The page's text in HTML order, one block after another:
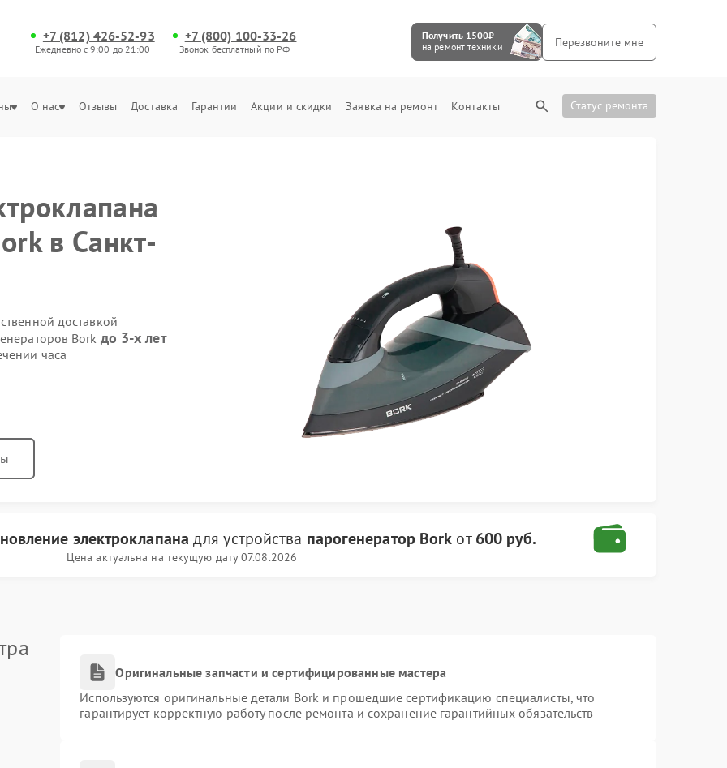
+7 (812) 426-52-93
Ежедневно с 9:00 до 21:00
+7 (800) 100-33-26
Звонок бесплатный по РФ
Получить 1500₽
на ремонт техники
Перезвоните мне
О нас Отзывы Доставка Гарантии Акции и скидки Заявка на ремонт Контакты Статус ремонта
в Санкт-
доставкой
Bork до 3-х лет
часа
электроклапана для устройства парогенератор Bork от600 руб.
Цена актуальна на текущую дату 07.08.2026
Оригинальные запчасти и сертифицированные мастера
Используются оригинальные детали Bork и прошедшие сертификацию специалисты, что
гарантирует корректную работу после ремонта и сохранение гарантийных обязательств